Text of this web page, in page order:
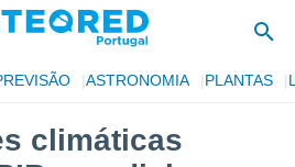
ASTRONOMIA PLANTAS
climáticas